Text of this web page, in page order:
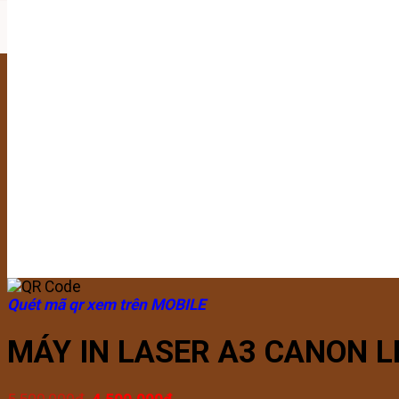
Quét mã qr xem trên MOBILE
MÁY IN LASER A3 CANON